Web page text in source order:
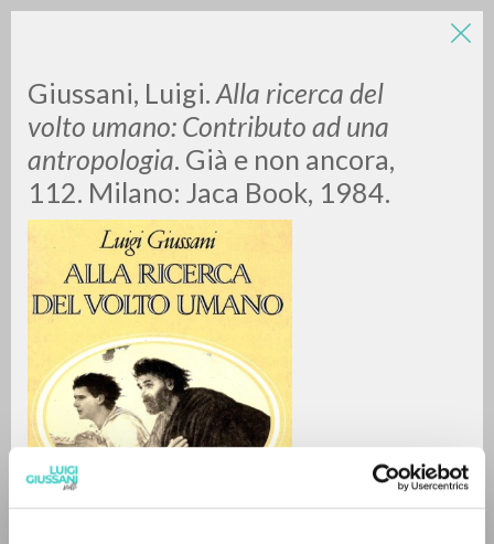
Giussani, Luigi. Alla ricerca del
volto umano: Contributo ad una
antropologia. Già e non ancora,
112. Milano: Jaca Book, 1984.
0RESULTS FOUND
MORE RESULTS